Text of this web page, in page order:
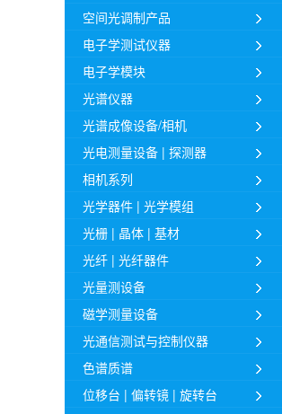
空间光调制产品
电子学测试仪器
电子学模块
光谱仪器
光谱成像设备/相机
光电测量设备 | 探测器
相机系列
光学器件 | 光学模组
光栅 | 晶体 | 基材
光纤 | 光纤器件
光量测设备
磁学测量设备
光通信测试与控制仪器
色谱质谱
位移台 | 偏转镜 | 旋转台